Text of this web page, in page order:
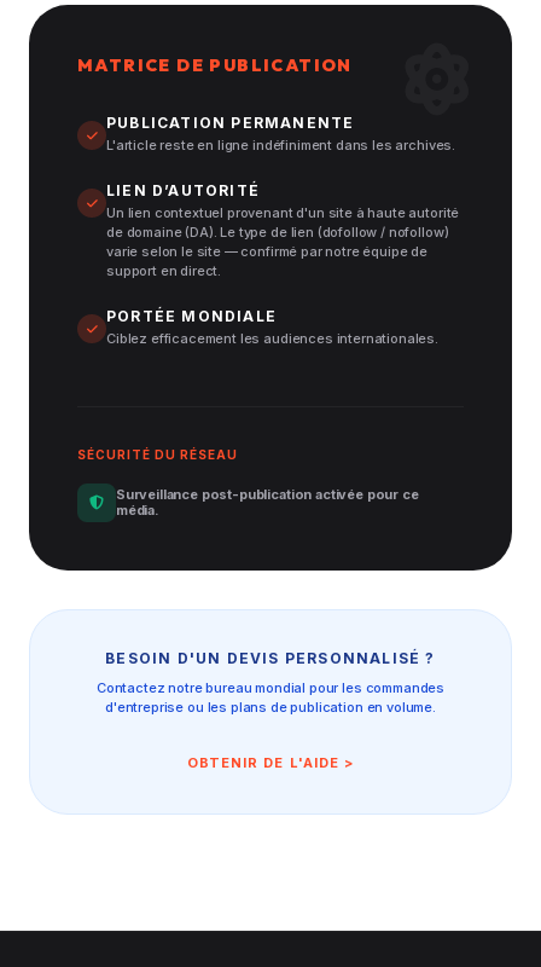
MATRICE DE PUBLICATION
PUBLICATION PERMANENTE
L'article reste en ligne indéfiniment dans les archives.
LIEN D’AUTORITÉ
Un lien contextuel provenant d'un site à haute autorité
de domaine (DA). Le type de lien (dofollow / nofollow)
varie selon le site — confirmé par notre équipe de
support en direct.
PORTÉE MONDIALE
Ciblez efficacement les audiences internationales.
SÉCURITÉ DU RÉSEAU
Surveillance post-publication activée pour ce
média.
BESOIN D'UN DEVIS PERSONNALISÉ ?
Contactez notre bureau mondial pour les commandes
d'entreprise ou les plans de publication en volume.
OBTENIR DE L'AIDE >